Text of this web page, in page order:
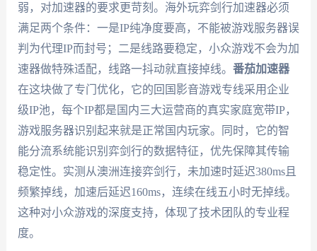
弱，对加速器的要求更苛刻。海外玩弈剑行加速器必须
满足两个条件：一是IP纯净度要高，不能被游戏服务器误
判为代理IP而封号；二是线路要稳定，小众游戏不会为加
速器做特殊适配，线路一抖动就直接掉线。 番茄加速器
在这块做了专门优化，它的回国影音游戏专线采用企业
级IP池，每个IP都是国内三大运营商的真实家庭宽带IP，
游戏服务器识别起来就是正常国内玩家。同时，它的智
能分流系统能识别弈剑行的数据特征，优先保障其传输
稳定性。实测从澳洲连接弈剑行，未加速时延迟380ms且
频繁掉线，加速后延迟160ms，连续在线五小时无掉线。
这种对小众游戏的深度支持，体现了技术团队的专业程
度。